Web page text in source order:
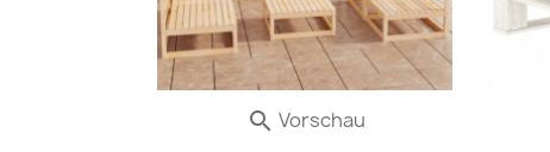
 Vorschau